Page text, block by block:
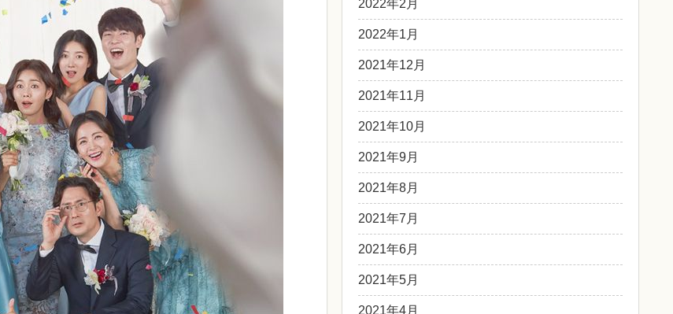
2022年2月
2022年1月
2021年12月
2021年11月
2021年10月
2021年9月
2021年8月
2021年7月
2021年6月
2021年5月
2021年4月